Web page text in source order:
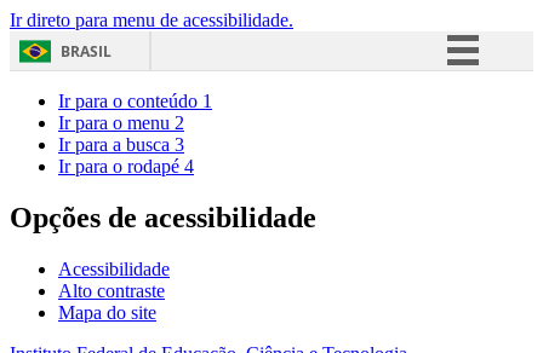
Ir direto para menu de acessibilidade.
BRASIL
Acesso à informação
Ir para o conteúdo 1
Ir para o menu 2
Ir para a busca 3
Ir para o rodapé 4
Opções de acessibilidade
Acessibilidade
Alto contraste
Mapa do site